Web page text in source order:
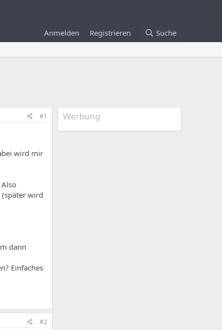
Anmelden Registrieren Suche
#1
wird mir
(später wird
dann
Einfaches
#2
Werbung